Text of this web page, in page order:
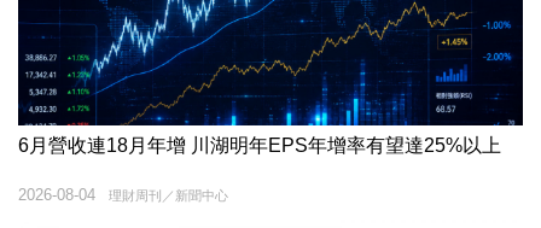
6月營收連18月年增 川湖明年EPS年增率有望達25%以上
理財周刊／新聞中心
2026-08-04